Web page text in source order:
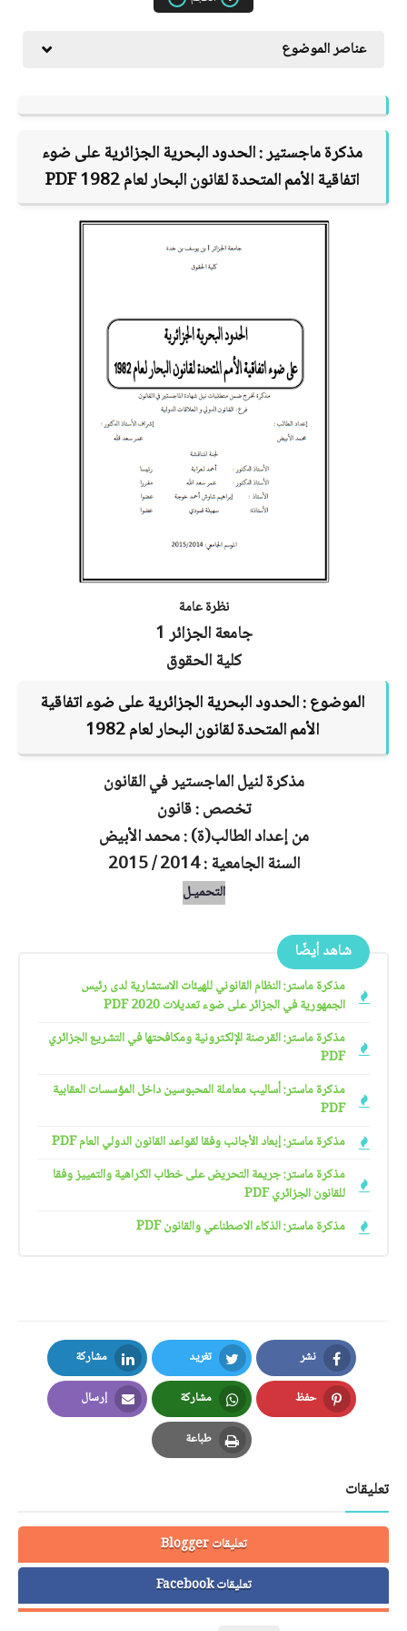
عناصر الموضوع
مذكرة ماجستير :الحدود البحرية الجزائرية على ضوء
اتفاقية الأمم المتحدة لقانون البحار لعام 1982
PDF
نظرة عامة
جامعة الجزائر 1
كلية الحقوق
الموضوع :الحدود البحرية الجزائرية على ضوء اتفاقية
الأمم المتحدة لقانون البحار لعام 1982
مذكرة لنيل الماجستير في القانون
تخصص : قانون
من إعداد الطالب(ة) : محمد الأبيض
السنة الجامعية : 2014 / 2015
التحميـل
شاهد أيضًا
مذكرة ماستر: النظام القانوني للهيئات الاستشارية لدى رئيس
الجمهورية في الجزائر على ضوء تعديلات 2020 PDF
مذكرة ماستر: القرصنة الإلكترونية ومكافحتها في التشريع الجزائري
PDF
مذكرة ماستر: أساليب معاملة المحبوسين داخل المؤسسات العقابية
PDF
مذكرة ماستر: إبعاد الأجانب وفقا لقواعد القانون الدولي العام PDF
مذكرة ماستر: جريمة التحريض على خطاب الكراهية والتمييز وفقا
للقانون الجزائري PDF
مذكرة ماستر: الذكاء الاصطناعي والقانون PDF
نشر
Facebook
تغريد
Twitter
مشاركة
LinkedIn
حفظ
Pinterest
مشاركة
Whatsapp
إرسال
Email
طباعة
Print
تعليقات
تعليقات Blogger
تعليقات Facebook